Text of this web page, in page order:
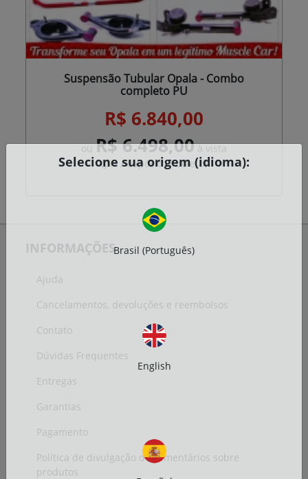
Suspensão Tubular Opala - Combo
completo PU
R$ 6.840,00
ou R$ 6.498,00 à vista
(pix / depósito / boleto)
INFORMAÇÕES
Ajuda
Cancelamentos, devoluções e reembolsos
Contato
Dúvidas Frequentes
Entregas
Garantias
Pagamento
Política de divulgação de comentários sobre
produtos
Selecione sua origem (idioma):
Brasil (Português)
English